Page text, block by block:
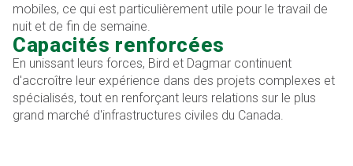
mobiles, ce qui est particulièrement utile pour le travail de
nuit et de fin de semaine.
Capacités renforcées
En unissant leurs forces, Bird et Dagmar continuent
d'accroître leur expérience dans des projets complexes et
spécialisés, tout en renforçant leurs relations sur le plus
grand marché d'infrastructures civiles du Canada.